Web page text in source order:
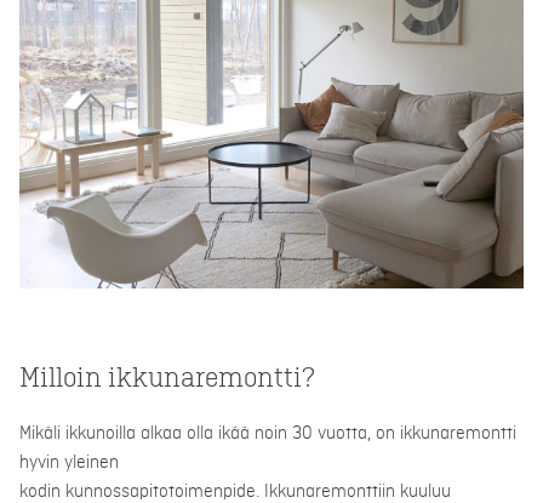
Milloin ikkunaremontti?
Mikäli ikkunoilla alkaa olla ikää noin 30 vuotta, on ikkunaremontti
hyvin yleinen
kodin kunnossapitotoimenpide. Ikkunaremonttiin kuuluu